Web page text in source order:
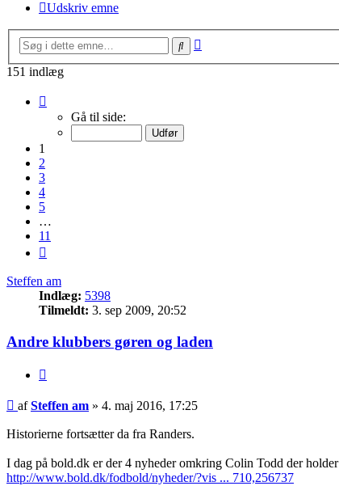
Udskriv emne
Søg
151 indlæg
Gå til side:
1
2
3
4
5
…
11
Steffen am
Indlæg: 5398
Tilmeldt: 3. sep 2009, 20:52
Andre klubbers gøren og laden
Indlæg
afSteffen am » 4. maj 2016, 17:25
Historierne fortsætter da fra Randers.
I dag på bold.dk er der 4 nyheder omkring Colin Todd der holder
http://www.bold.dk/fodbold/nyheder/?vis ... 710,256737